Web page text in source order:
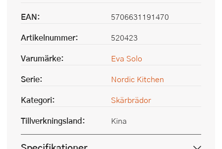
EAN:
5706631191470
Artikelnummer:
520423
Varumärke:
Eva Solo
Serie:
Nordic Kitchen
Kategori:
Skärbrädor
Tillverkningsland:
Kina